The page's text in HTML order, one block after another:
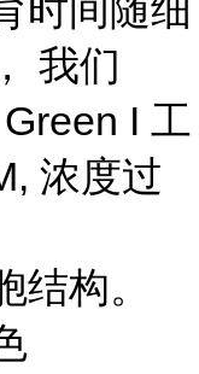
时间随细
我们
I 工
浓度过
结构。